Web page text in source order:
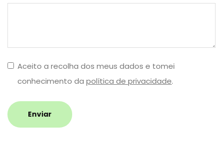
Aceito a recolha dos meus dados e tomei
conhecimento da política de privacidade.
Enviar